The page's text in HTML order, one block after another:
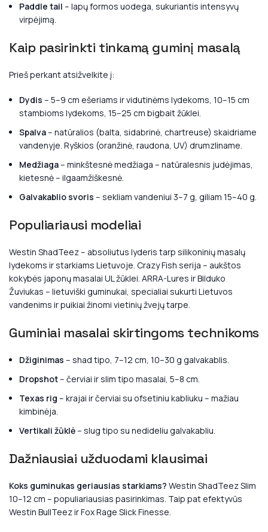
Paddle tail – lapų formos uodega, sukuriantis intensyvų
virpėjimą.
Kaip pasirinkti tinkamą guminį masalą
Prieš perkant atsižvelkite į:
Dydis – 5–9 cm ešeriams ir vidutinėms lydekoms, 10–15 cm
stambioms lydekoms, 15–25 cm bigbait žūklei.
Spalva– natūralios (balta, sidabrinė, chartreuse) skaidriame
vandenyje. Ryškios (oranžinė, raudona, UV) drumzliname.
Medžiaga– minkštesnė medžiaga – natūralesnis judėjimas,
kietesnė – ilgaamžiškesnė.
Galvakablio svoris – sekliam vandeniui 3–7 g, giliam 15–40 g.
Populiariausi modeliai
Westin ShadTeez – absoliutus lyderis tarp silikoninių masalų
lydekoms ir starkiams Lietuvoje. Crazy Fish serija – aukštos
kokybės japonų masalai UL žūklei. ARRA-Lures ir Bilduko
Žuviukas – lietuviški guminukai, specialiai sukurti Lietuvos
vandenims ir puikiai žinomi vietinių žvejų tarpe.
Guminiai masalai skirtingoms technikoms
Džiginimas – shad tipo, 7–12 cm, 10–30 g galvakablis.
Dropshot– červiai ir slim tipo masalai, 5–8 cm.
Texas rig – krajai ir červiai su ofsetiniu kabliuku – mažiau
kimbinėja.
Vertikali žūklė– slug tipo su nedideliu galvakabliu.
Dažniausiai užduodami klausimai
Koks guminukas geriausias starkiams? Westin ShadTeez Slim
10–12 cm – populiariausias pasirinkimas. Taip pat efektyvūs
Westin BullTeez ir Fox Rage Slick Finesse.